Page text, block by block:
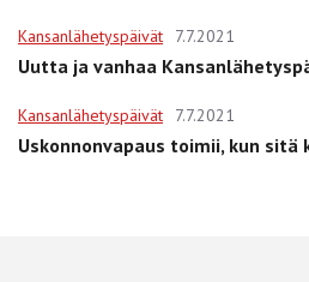
Kansanlähetyspäivät 7.7.2021
Uutta ja vanhaa
Kansanlähetyspäivät 7.7.2021
Uskonnonvapaus toimii, kun